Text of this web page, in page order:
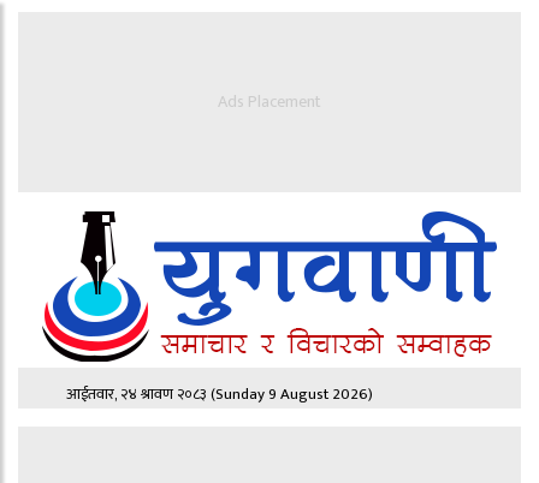
Ads Placement
आईतवार, २४ श्रावण २०८३(Sunday 9 August 2026)